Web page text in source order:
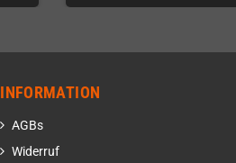
INFORMATION
AGBs
Widerruf